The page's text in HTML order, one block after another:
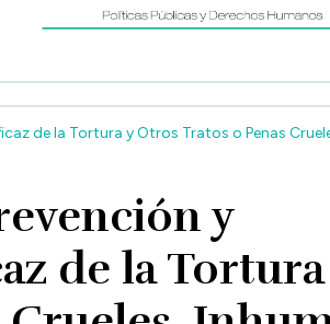
de la Tortura y Otros Tratos o Penas
y
de la